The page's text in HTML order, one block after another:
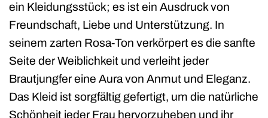
ein Kleidungsstück; es ist ein Ausdruck von
Freundschaft, Liebe und Unterstützung. In
seinem zarten Rosa-Ton verkörpert es die sanfte
Seite der Weiblichkeit und verleiht jeder
Brautjungfer eine Aura von Anmut und Eleganz.
Das Kleid ist sorgfältig gefertigt, um die natürliche
Schönheit jeder Frau hervorzuheben und ihr